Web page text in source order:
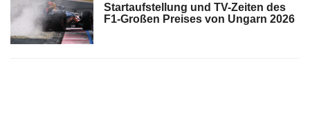
Startaufstellung und TV-Zeiten des
F1-Großen Preises von Ungarn 2026